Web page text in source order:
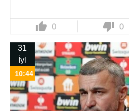
thumb_up 0 thumb_down 0
31
İyl
10:44